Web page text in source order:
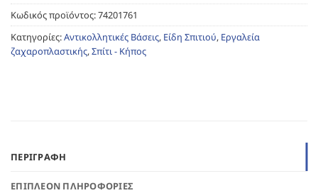
Κωδικός προϊόντος:74201761
Κατηγορίες:Αντικολλητικές Βάσεις, Είδη Σπιτιού, Εργαλεία
ζαχαροπλαστικής,Σπίτι - Κήπος
ΠΕΡΙΓΡΑΦΉ
ΕΠΙΠΛΈΟΝ ΠΛΗΡΟΦΟΡΊΕΣ